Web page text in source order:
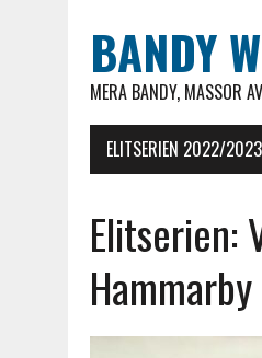
BANDY
MERA BANDY, MASSOR
ELITSERIEN 2022/2023
Elitserien: